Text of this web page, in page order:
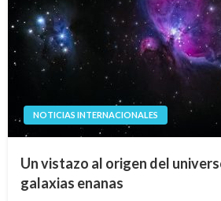
NOTICIAS INTERNACIONALES
Un vistazo al origen del
galaxias enanas